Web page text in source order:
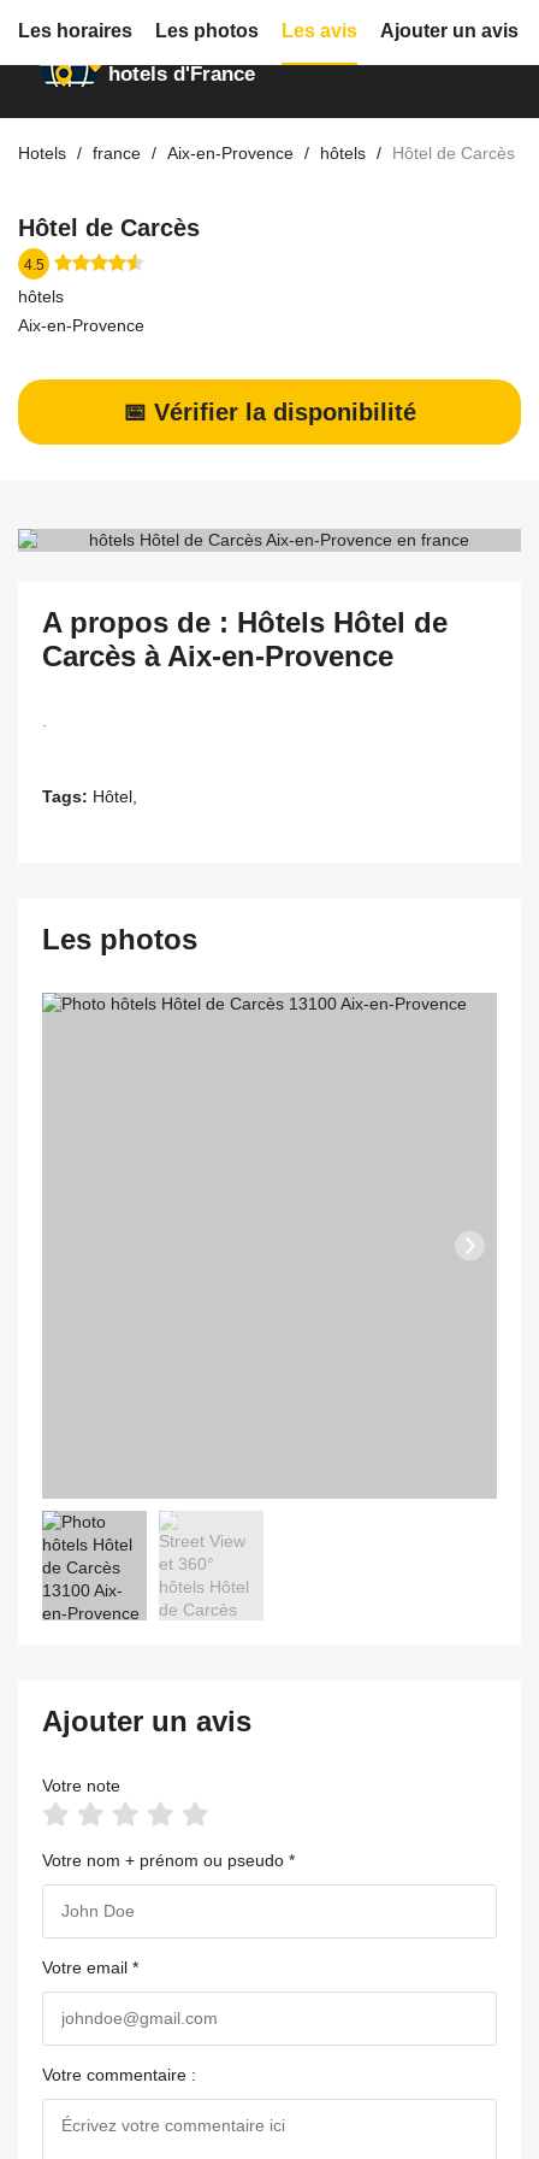
Annuaire des
hotels d'France
Hotels france Aix-en-Provence hôtels Hôtel de Carcès
Hôtel de Carcès
4.5
hôtels
Aix-en-Provence
📅 Vérifier la disponibilité
Les horaires Les photos Les avis Ajouter un avis
A propos de : Hôtels Hôtel de
Carcès à Aix-en-Provence
Tags: Hôtel,
Les photos
Ajouter un avis
Votre note
Votre nom + prénom ou pseudo *
Votre email *
Votre commentaire :